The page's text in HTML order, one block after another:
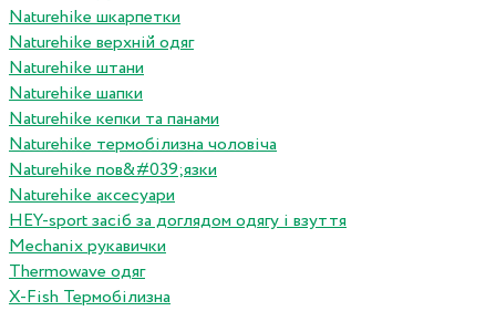
Naturehike шкарпетки
Naturehike верхній одяг
Naturehike штани
Naturehike шапки
Naturehike кепки та панами
Naturehike термобілизна чоловіча
Naturehike пов&#039;язки
Naturehike аксесуари
HEY-sport засіб за доглядом одягу і взуття
Mechanix рукавички
Thermowave одяг
X-Fish Термобілизна